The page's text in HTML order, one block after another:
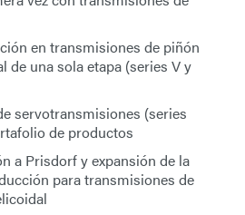
en transmisiones de piñón
de una sola etapa (series V y
servotransmisiones (series
de productos
a Prisdorf y expansión de la
para transmisiones de